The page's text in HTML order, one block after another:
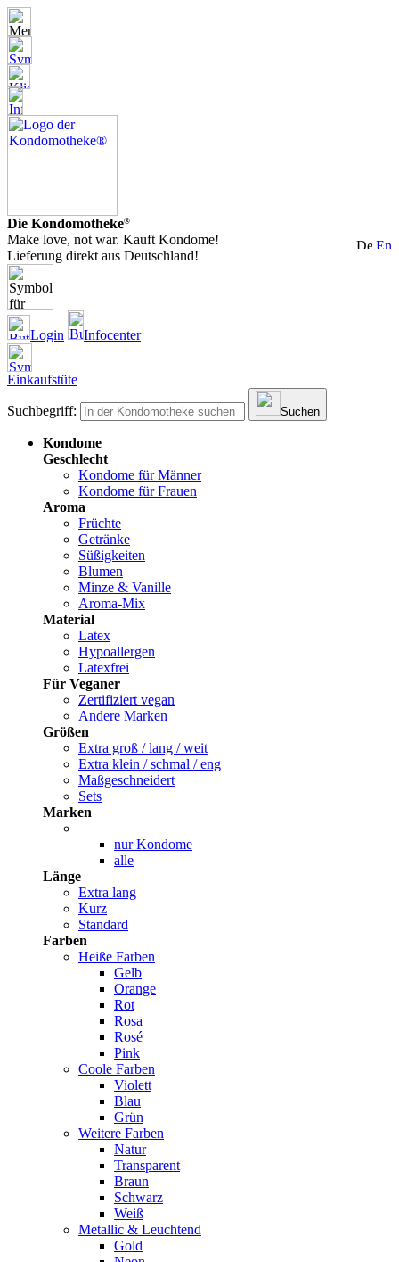
Die Kondomotheke®
Make love, not war. Kauft Kondome!
Lieferung direkt aus Deutschland!
Login Infocenter
Einkaufstüte
Suchbegriff: Suchen
Kondome
Geschlecht
Kondome für Männer
Kondome für Frauen
Aroma
Früchte
Getränke
Süßigkeiten
Blumen
Minze & Vanille
Aroma-Mix
Material
Latex
Hypoallergen
Latexfrei
Für Veganer
Zertifiziert vegan
Andere Marken
Größen
Extra groß / lang / weit
Extra klein / schmal / eng
Maßgeschneidert
Sets
Marken
nur Kondome
alle
Länge
Extra lang
Kurz
Standard
Farben
Heiße Farben
Gelb
Orange
Rot
Rosa
Rosé
Pink
Coole Farben
Violett
Blau
Grün
Weitere Farben
Natur
Transparent
Braun
Schwarz
Weiß
Metallic & Leuchtend
Gold